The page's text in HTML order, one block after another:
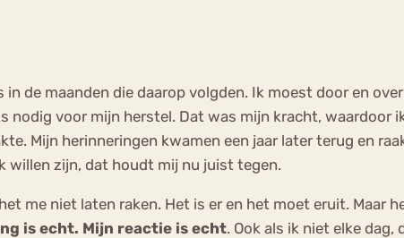
de maanden die daarop volgden. Ik moest door en
nodig voor mijn herstel. Dat was mijn kracht, waardoor
Mijn herinneringen kwamen een jaar later terug en
willen zijn, dat houdt mij nu juist tegen.
me niet laten raken. Het is er en het moet eruit. Maar
is echt. Mijn reactie is echt. Ook als ik niet elke